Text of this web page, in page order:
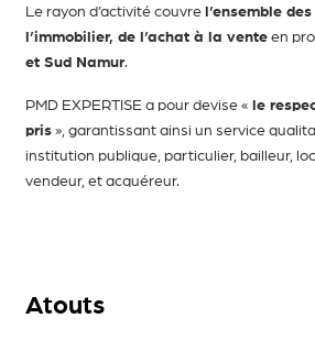
Le rayon d’activité couvrel’ensemble
l’immobilier, de l’achat à la venteen
et Sud Namur.
PMD EXPERTISE a pour devise « le
pris», garantissant ainsi un service
institution publique, particulier, bailleur,
vendeur, et acquéreur.
Atouts